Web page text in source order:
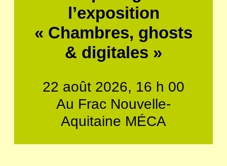
l’exposition
« Chambres, ghosts
& digitales »
22 août 2026, 16 h 00
Au Frac Nouvelle-
Aquitaine MÉCA